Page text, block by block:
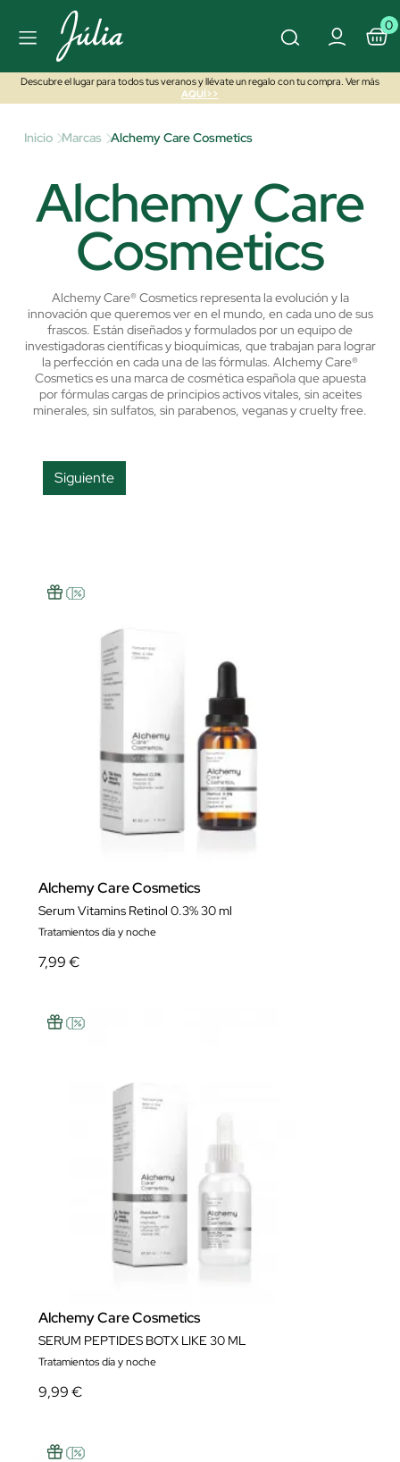
0
Descubre el lugar para todos tus veranos y llévate un regalo con tu compra. Ver más
AQUÍ>>
Inicio Marcas Alchemy Care Cosmetics
Alchemy Care
Cosmetics
Alchemy Care® Cosmetics representa la evolución y la
innovación que queremos ver en el mundo, en cada uno de sus
frascos. Están diseñados y formulados por un equipo de
investigadoras científicas y bioquímicas, que trabajan para lograr
la perfección en cada una de las fórmulas. Alchemy Care®
Cosmetics es una marca de cosmética española que apuesta
por fórmulas cargas de principios activos vitales, sin aceites
minerales, sin sulfatos, sin parabenos, veganas y cruelty free.
Siguiente
Alchemy Care Cosmetics
Serum Vitamins Retinol 0.3% 30 ml
Tratamientos día y noche
7,99 €
Alchemy Care Cosmetics
SERUM PEPTIDES BOTX LIKE 30 ML
Tratamientos día y noche
9,99 €